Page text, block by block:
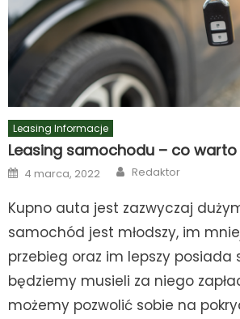
Leasing Informacje
Leasing samochodu – co
Posted
on
4 marca, 2022 Author
Redaktor
Kupno auta jest zazwyczaj
samochód jest młodszy, im
przebieg oraz im lepszy posiada
będziemy musieli za niego
możemy pozwolić sobie na